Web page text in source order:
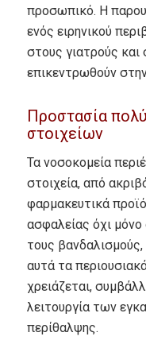
προσωπικό. Η
ενός ειρηνικού
στους γιατρούς
επικεντρωθούν
Προστασία
στοιχείων
Τα νοσοκομεία
στοιχεία, από
φαρμακευτικά
ασφαλείας όχι
τους
αυτά τα
χρειάζεται,
λειτουργία των
περίθαλψης.